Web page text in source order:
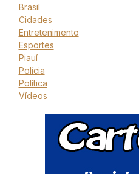
Brasil
Cidades
Entretenimento
Esportes
Piauí
Polícia
Política
Vídeos